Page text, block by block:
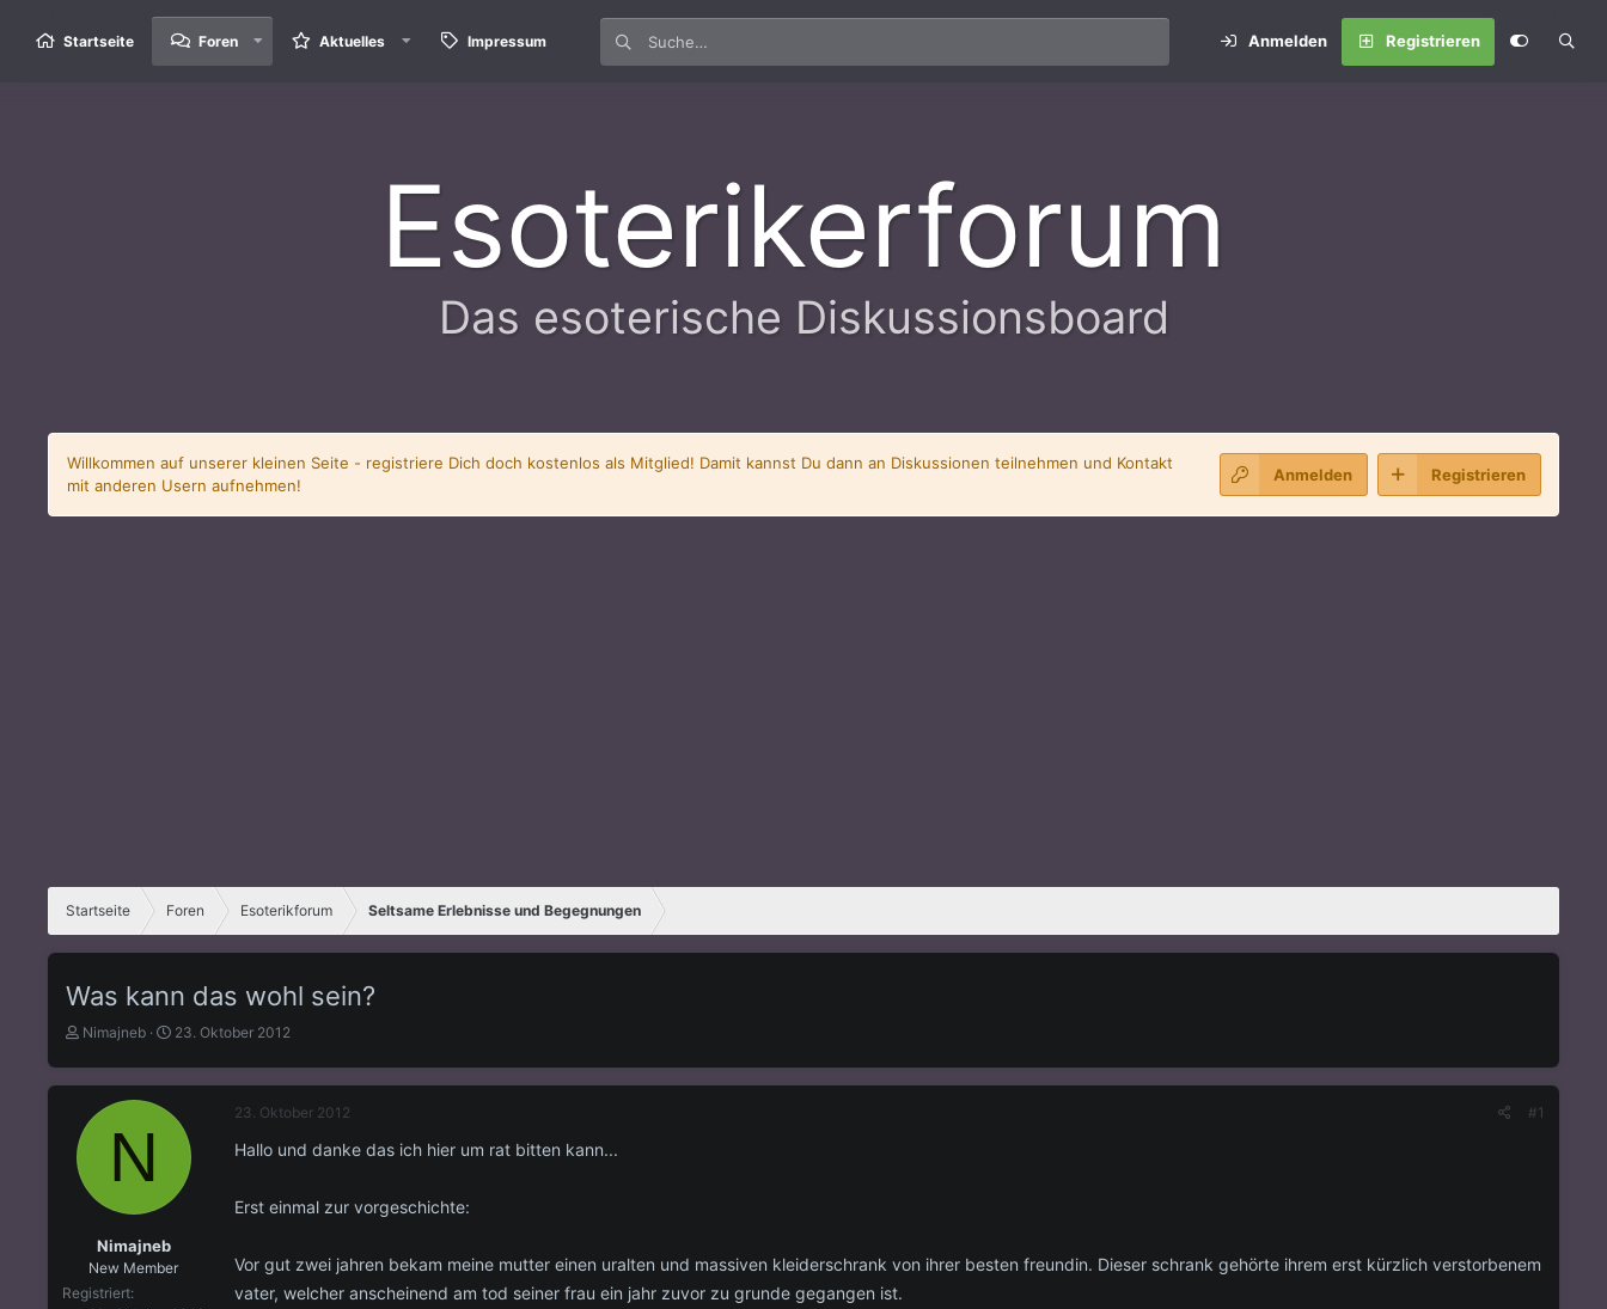
Startseite Foren Aktuelles Impressum Anmelden Registrieren
Esoterikerforum
Das esoterische Diskussionsboard
Willkommen auf unserer kleinen Seite - registriere Dich doch kostenlos als Mitglied! Damit kannst Du dann an Diskussionen teilnehmen und Kontakt
mit anderen Usern aufnehmen!
Anmelden Registrieren
Startseite Foren Esoterikforum Seltsame Erlebnisse und Begegnungen
Was kann das wohl sein?
E
e
l
e
Nimajneb
E
e
a
23. Oktober 2012
N
Nimajneb
New Member
Registriert
23. Oktober 2012 #1
Hallo und danke das ich hier um rat bitten kann...
Erst einmal zur vorgeschichte:
Vor gut zwei jahren bekam meine mutter einen uralten und massiven kleiderschrank von ihrer besten freundin. Dieser schrank gehörte ihrem erst kürzlich verstorbenem
vater, welcher anscheinend am tod seiner frau ein jahr zuvor zu grunde gegangen ist.